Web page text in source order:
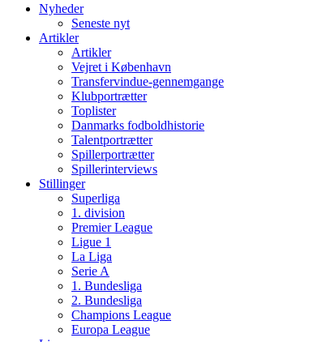
Nyheder
Seneste nyt
Artikler
Artikler
Vejret i København
Transfervindue-gennemgange
Klubportrætter
Toplister
Danmarks fodboldhistorie
Talentportrætter
Spillerportrætter
Spillerinterviews
Stillinger
Superliga
1. division
Premier League
Ligue 1
La Liga
Serie A
1. Bundesliga
2. Bundesliga
Champions League
Europa League